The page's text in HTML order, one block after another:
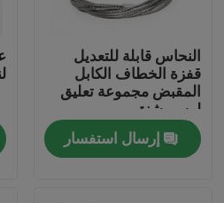
النحاس قابلة للتعديل
قفزة الخطاف الكابل
المقبض مجموعة تعليق
لرسم شنق
إرسال استفسار